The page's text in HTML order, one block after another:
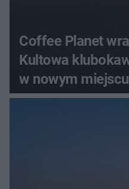
Coffee Planet
Kultowa
w nowym miejscu